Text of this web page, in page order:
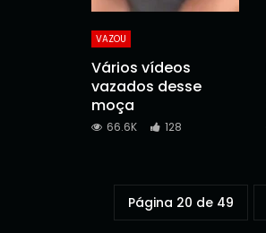
VAZOU
Vários vídeos
vazados desse
moça
66.6K 128
Página 20 de 49